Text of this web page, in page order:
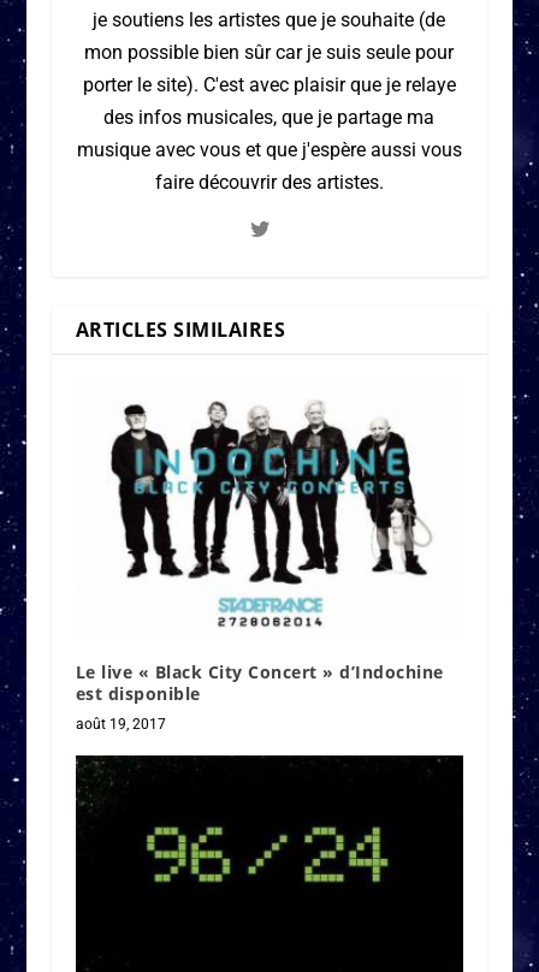
je soutiens les artistes que je souhaite (de
mon possible bien sûr car je suis seule pour
porter le site). C'est avec plaisir que je relaye
des infos musicales, que je partage ma
musique avec vous et que j'espère aussi vous
faire découvrir des artistes.
ARTICLES SIMILAIRES
Le live « Black City Concert » d’Indochine
est disponible
août 19, 2017